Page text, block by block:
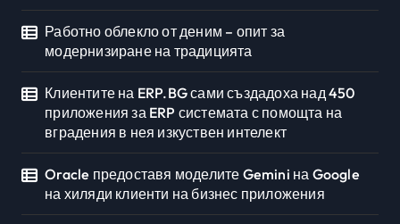
Работно облекло от деним – опит за
модернизиране на традицията
Клиентите на ERP.BG сами създадоха над 450
приложения за ERP системата с помощта на
вградения в нея изкуствен интелект
Oracle предоставя моделите Gemini на Google
на хиляди клиенти на бизнес приложения